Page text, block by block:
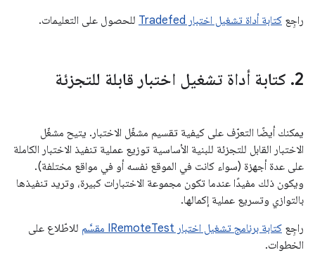
راجِع كتابة أداة تشغيل اختبار Tradefed للحصول على التعليمات.
2
. كتابة أداة تشغيل اختبار قابلة للتجزئة
يمكنك أيضًا التعرّف على كيفية تقسيم مشغّل الاختبار. يتيح مشغّل
الاختبار القابل للتجزئة للبنية الأساسية توزيع عملية تنفيذ الاختبار الكاملة
على عدة أجهزة (سواء كانت في الموقع نفسه أو في مواقع مختلفة).
ويكون ذلك مفيدًا عندما تكون مجموعة الاختبارات كبيرة، وتريد تنفيذها
بالتوازي وتسريع عملية إكمالها.
راجِع كتابة برنامج تشغيل اختبار IRemoteTest مقسَّم
للاطّلاع على
الخطوات.